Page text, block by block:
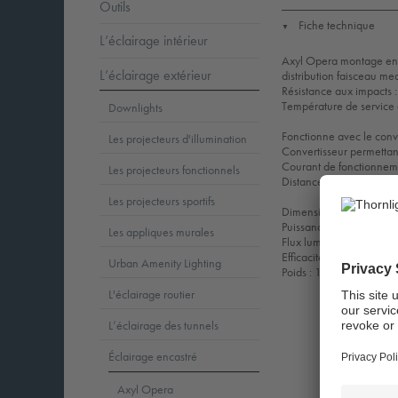
▼ Fiche technique
Axyl Opera montage
distribution faisceau
Résistance aux
Température de
Fonctionne avec le
Convertisseur
Courant de
Distance maximale de
Dimensions : 135 x 135
Puissance du luminaire:
Flux lumineux du
Efficacité lumineuse du
Poids : 1,41 kg
Outils
L’éclairage intérieur
L’éclairage extérieur
Downlights
Les projecteurs d'illumination
Les projecteurs fonctionnels
Les projecteurs sportifs
Les appliques murales
Urban Amenity Lighting
L'éclairage routier
L’éclairage des tunnels
Éclairage encastré
Axyl Opera